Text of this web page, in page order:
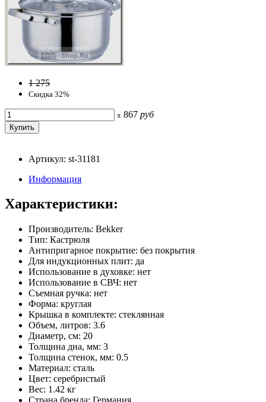
1 275
Скидка 32%
x 867 руб
Артикул: st-31181
Информация
Характеристики:
Производитель: Bekker
Тип: Кастрюля
Антипригарное покрытие: без покрытия
Для индукционных плит: да
Использование в духовке: нет
Использование в СВЧ: нет
Съемная ручка: нет
Форма: круглая
Крышка в комплекте: стеклянная
Объем, литров: 3.6
Диаметр, см: 20
Толщина дна, мм: 3
Толщина стенок, мм: 0.5
Материал: сталь
Цвет: серебристый
Вес: 1.42 кг